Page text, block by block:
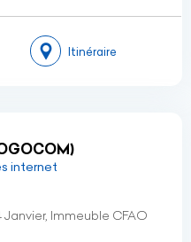
Itinéraire
internet
Janvier, Immeuble CFAO